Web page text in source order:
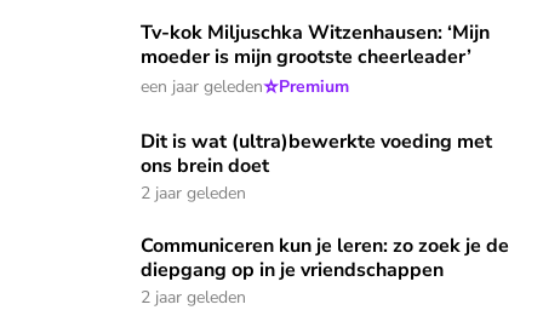
Tv-kok Miljuschka Witzenhausen: ‘Mijn moeder is mijn
Tv-kok Miljuschka Witzenhausen: ‘Mijn
moeder is mijn grootste cheerleader’
een jaar geleden⭐Premium
Dit is wat (ultra)bewerkte voeding met ons brein doet
Dit is wat (ultra)bewerkte voeding met
ons brein doet
2 jaar geleden
Communiceren kun je leren: zo zoek je de diepgang op in
Communiceren kun je leren: zo zoek je de
diepgang op in je vriendschappen
2 jaar geleden